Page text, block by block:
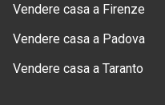
Vendere casa a Firenze
Vendere casa a Padova
Vendere casa a Taranto